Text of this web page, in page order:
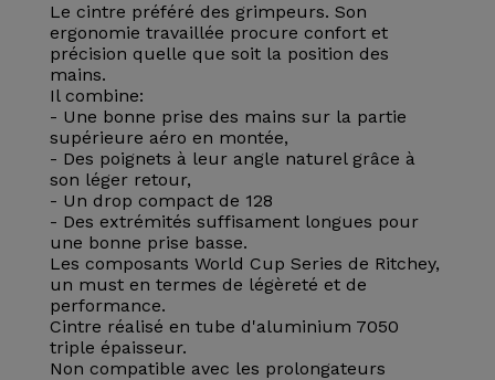
Le cintre préféré des grimpeurs. Son
ergonomie travaillée procure confort et
précision quelle que soit la position des
mains.
Il combine:
- Une bonne prise des mains sur la partie
supérieure aéro en montée,
- Des poignets à leur angle naturel grâce à
son léger retour,
- Un drop compact de 128
- Des extrémités suffisament longues pour
une bonne prise basse.
Les composants World Cup Series de Ritchey,
un must en termes de légèreté et de
performance.
Cintre réalisé en tube d'aluminium 7050
triple épaisseur.
Non compatible avec les prolongateurs